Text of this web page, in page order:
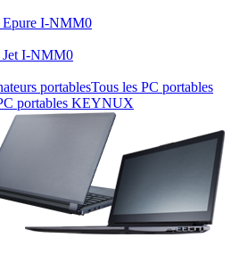
I-NMM0
I-NMM0
Tous les PC portables
portables KEYNUX